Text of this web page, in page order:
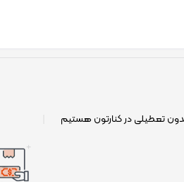
تعطیلی در کنارتون هستیم